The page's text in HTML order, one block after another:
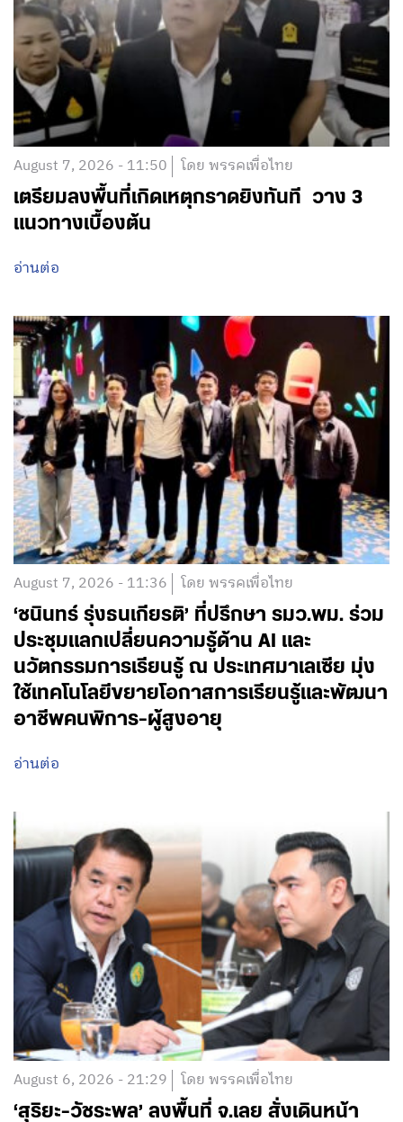
August 7, 2026 - 11:50 โดย พรรคเพื่อไทย
เตรียมลงพื้นที่เกิดเหตุกราดยิงทันที วาง 3
แนวทางเบื้องต้น
อ่านต่อ
August 7, 2026 - 11:36 โดย พรรคเพื่อไทย
‘ชนินทร์ รุ่งธนเกียรติ’ ที่ปรึกษา รมว.พม. ร่วม
ประชุมแลกเปลี่ยนความรู้ด้าน AI และ
นวัตกรรมการเรียนรู้ ณ ประเทศมาเลเซีย มุ่ง
ใช้เทคโนโลยีขยายโอกาสการเรียนรู้และพัฒนา
อาชีพคนพิการ-ผู้สูงอายุ
อ่านต่อ
August 6, 2026 - 21:29 โดย พรรคเพื่อไทย
‘สุริยะ-วัชระพล’ ลงพื้นที่ จ.เลย สั่งเดินหน้า